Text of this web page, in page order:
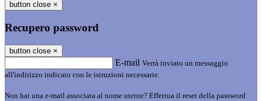
button close ×
Recupero password
button close ×
E-mail Verrà inviato un messaggio
all'indirizzo indicato con le istruzioni necessarie.
Non hai una e-mail associata al nome utente? Effettua il reset della password